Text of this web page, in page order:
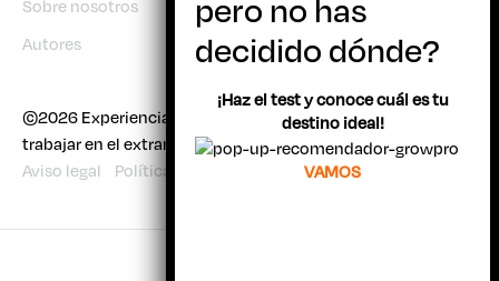
Sobre nosotros
Autores
©2026 Experiencia Joven | Todo sobre viajar, estudiar y
trabajar en el extranjero
Aviso legal
Política de cookies
¡Haz el test y conoce cuál es tu
destino ideal!
VAMOS